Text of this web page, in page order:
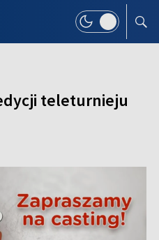
teleturnieju